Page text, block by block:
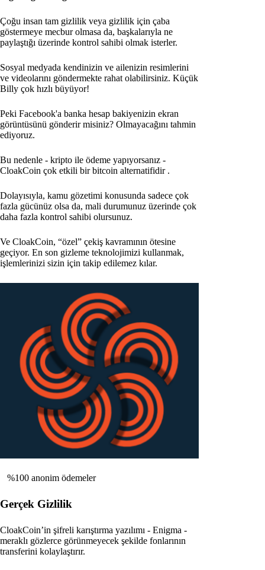
Çoğu insan tam gizlilik veya gizlilik için çaba
göstermeye mecbur olmasa da, başkalarıyla ne
paylaştığı üzerinde kontrol sahibi olmak isterler.
Sosyal medyada kendinizin ve ailenizin resimlerini
ve videolarını göndermekte rahat olabilirsiniz. Küçük
Billy çok hızlı büyüyor!
Peki Facebook'a banka hesap bakiyenizin ekran
görüntüsünü gönderir misiniz? Olmayacağını tahmin
ediyoruz.
Bu nedenle - kripto ile ödeme yapıyorsanız -
CloakCoin çok etkili bir bitcoin alternatifidir .
Dolayısıyla, kamu gözetimi konusunda sadece çok
fazla gücünüz olsa da, mali durumunuz üzerinde çok
daha fazla kontrol sahibi olursunuz.
Ve CloakCoin, “özel” çekiş kavramının ötesine
geçiyor. En son gizleme teknolojimizi kullanmak,
işlemlerinizi sizin için takip edilemez kılar.
%100 anonim ödemeler
Gerçek Gizlilik
CloakCoin’in şifreli karıştırma yazılımı - Enigma -
meraklı gözlerce görünmeyecek şekilde fonlarının
transferini kolaylaştırır.